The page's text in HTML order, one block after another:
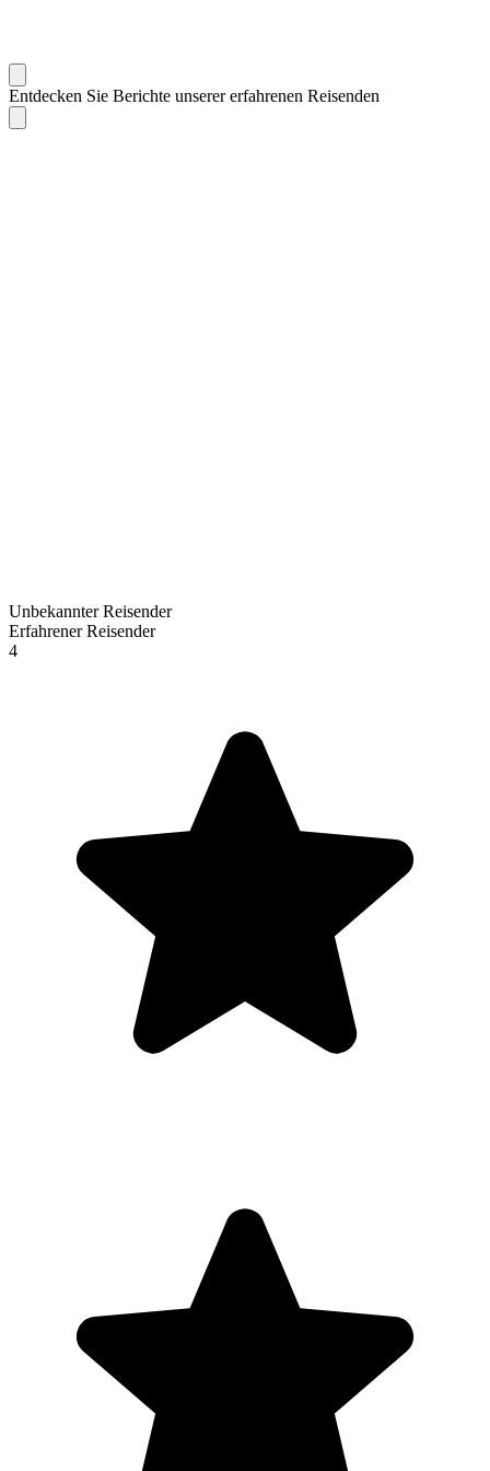
Entdecken Sie Berichte unserer erfahrenen Reisenden
Unbekannter Reisender
Erfahrener Reisender
4